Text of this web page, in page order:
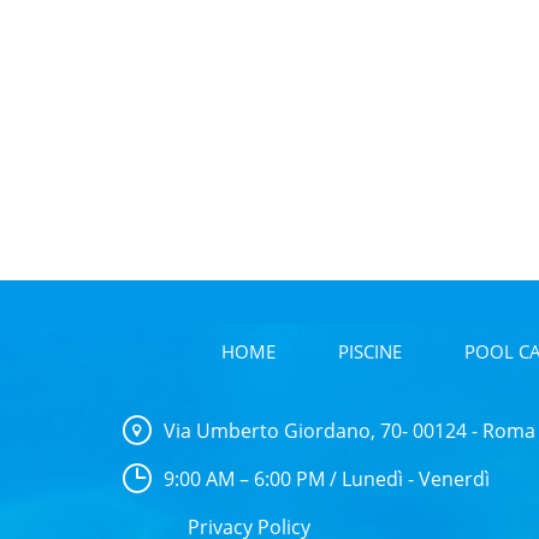
HOME PISCINE POOL
Via Umberto Giordano, 70- 00124 - Roma
9:00 AM – 6:00 PM / Lunedì - Venerdì
Privacy Policy